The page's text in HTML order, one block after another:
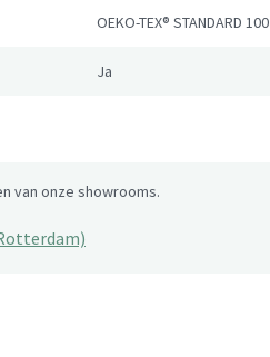
OEKO-TEX® STANDARD 100
Ja
van onze showrooms.